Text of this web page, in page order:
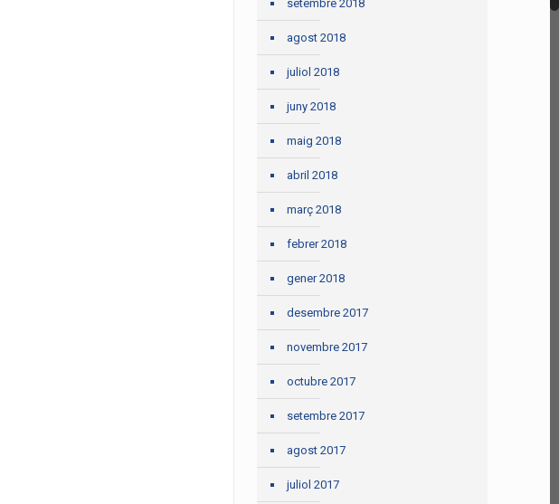
setembre 2018
agost 2018
juliol 2018
juny 2018
maig 2018
abril 2018
març 2018
febrer 2018
gener 2018
desembre 2017
novembre 2017
octubre 2017
setembre 2017
agost 2017
juliol 2017